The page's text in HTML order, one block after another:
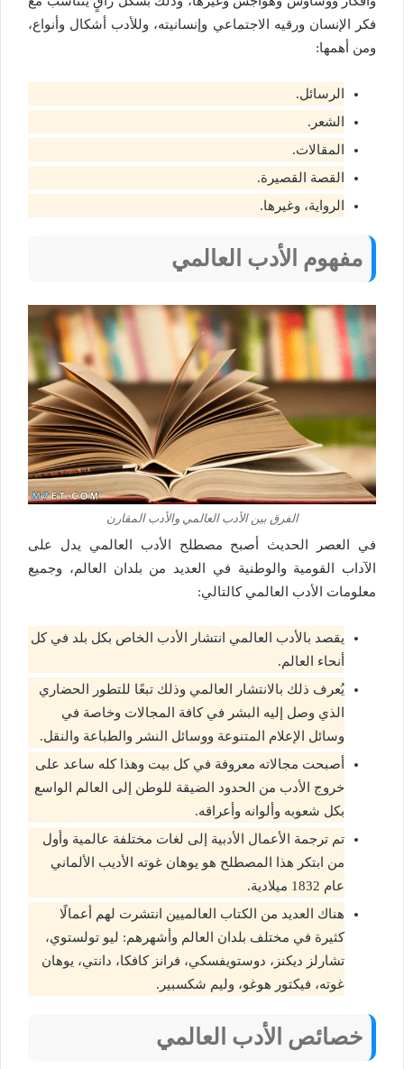
فكر الإنسان ورقيه الاجتماعي وإنسانيته، وللأدب أشكال وأنواع،
ومن أهمها:
الرسائل.
الشعر.
المقالات.
القصة القصيرة.
الرواية، وغيرها.
مفهوم الأدب العالمي
الفرق بين الأدب العالمي والأدب المقارن
في العصر الحديث أصبح مصطلح الأدب العالمي يدل على
الآداب القومية والوطنية في العديد من بلدان العالم، وجميع
معلومات الأدب العالمي كالتالي:
يقصد بالأدب العالمي انتشار الأدب الخاص بكل بلد في كل
أنحاء العالم.
يُعرف ذلك بالانتشار العالمي وذلك تبعًا للتطور الحضاري
الذي وصل إليه البشر في كافة المجالات وخاصة في
وسائل الإعلام المتنوعة ووسائل النشر والطباعة والنقل.
أصبحت مجالاته معروفة في كل بيت وهذا كله ساعد على
خروج الأدب من الحدود الضيقة للوطن إلى العالم الواسع
بكل شعوبه وألوانه وأعراقه.
تم ترجمة الأعمال الأدبية إلى لغات مختلفة عالمية وأول
من ابتكر هذا المصطلح هو يوهان غوته الأديب الألماني
عام 1832 ميلادية.
هناك العديد من الكتاب العالميين انتشرت لهم أعمالًا
كثيرة في مختلف بلدان العالم وأشهرهم: ليو تولستوي،
تشارلز ديكنز، دوستويفسكي، فرانز كافكا، دانتي، يوهان
غوته، فيكتور هوغو، وليم شكسبير.
خصائص الأدب العالمي